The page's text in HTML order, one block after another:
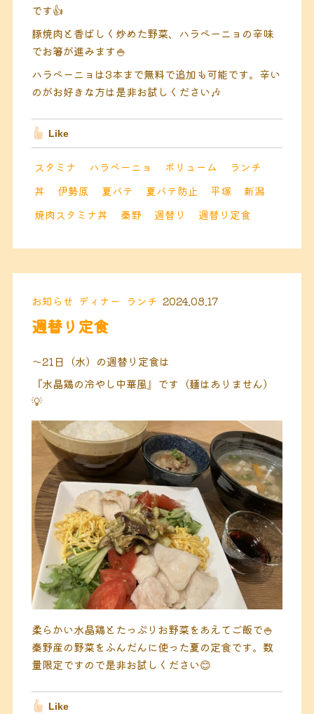
です👍
豚焼肉と香ばしく炒めた野菜、ハラペーニョの辛味
でお箸が進みます🍚
ハラペーニョは3本まで無料で追加も可能です。辛い
のがお好きな方は是非お試しください🎶
Like
スタミナ ハラペーニョ ボリューム
ランチ
丼
伊勢原 夏バテ 夏バテ防止 平塚
新潟
焼肉スタミナ丼
秦野 週替り 週替り定食
お知らせ ディナー ランチ 2024.08.17
週替り定食
〜21日（水）の週替り定食は
『水晶鶏の冷やし中華風』です（麺はありません）
💡
柔らかい水晶鶏とたっぷりお野菜をあえてご飯で🍚
秦野産の野菜をふんだんに使った夏の定食です。数
量限定ですので是非お試しください😊
Like